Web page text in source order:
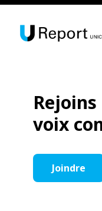
voix
Joindre